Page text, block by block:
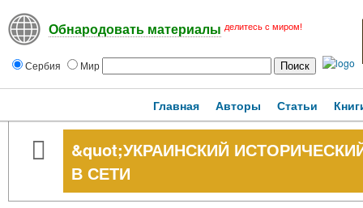
Обнародовать материалы делитесь с миром!
Сербия Мир
Главная Авторы Статьи
&quot;УКРАИНСКИЙ
В СЕТИ